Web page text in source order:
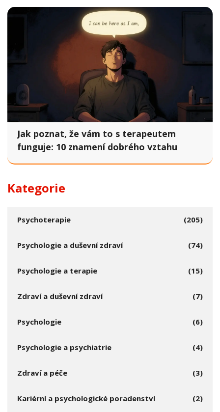
Jak poznat, že vám to s terapeutem
funguje: 10 znamení dobrého vztahu
Kategorie
Psychoterapie (205)
Psychologie a duševní zdraví (74)
Psychologie a terapie (15)
Zdraví a duševní zdraví (7)
Psychologie (6)
Psychologie a psychiatrie (4)
Zdraví a péče (3)
Kariérní a psychologické poradenství (2)